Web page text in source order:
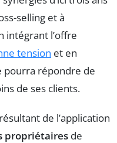
selling et à
intégrant l’offre
tension et en
pourra répondre de
de ses clients.
de l’application
propriétaires de